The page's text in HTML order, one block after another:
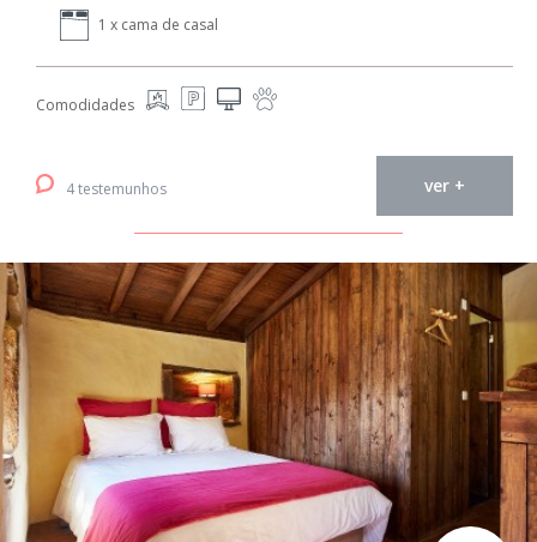
1 x cama de casal
Comodidades
4 testemunhos ver +